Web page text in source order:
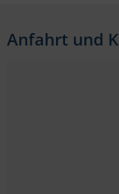
Anfahrt und